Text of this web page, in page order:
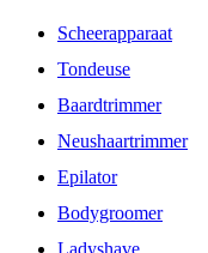
Scheerapparaat
Tondeuse
Baardtrimmer
Neushaartrimmer
Epilator
Bodygroomer
Ladyshave